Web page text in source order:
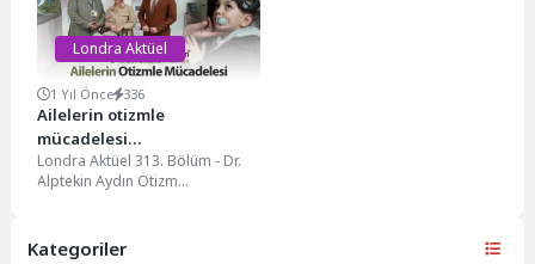
Londra Aktüel
1 Yıl Önce 336
Ailelerin otizmle
mücadelesi…
Londra Aktüel 313. Bölüm - Dr.
Alptekin Aydın Otizm
çocuklarında...
Kategoriler